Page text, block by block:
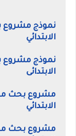
نموذج
الابتدائي
نموذج مشروع
الابتدائى
مشروع بحث
الابتدائي
مشروع بحث